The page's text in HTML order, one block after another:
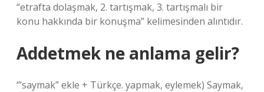
“etrafta dolaşmak, 2. tartışmak, 3. tartışmalı bir
konu hakkında bir konuşma” kelimesinden alıntıdır.
Addetmek ne anlama gelir?
‘”saymak” ekle + Türkçe. yapmak, eylemek) Saymak,